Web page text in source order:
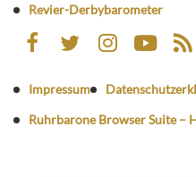
Revier-Derbybarometer
Impressum
Ruhrbarone Browser Suite –